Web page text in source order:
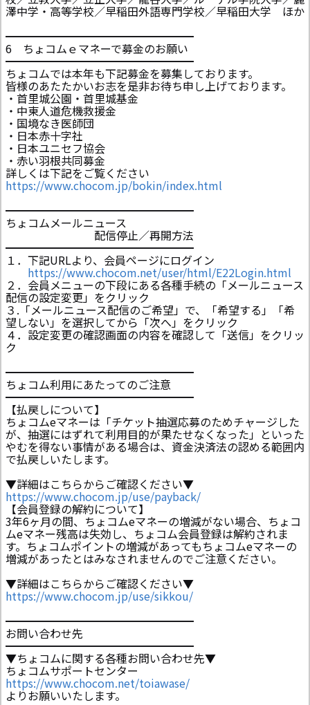
澤中学・高等学校／早稲田外語専門学校／早稲田大学 ほか
━━━━━━━━━━━━━━━━━
6 ちょコムｅマネーで募金のお願い
━━━━━━━━━━━━━━━━━
ちょコムでは本年も下記募金を募集しております。
皆様のあたたかいお志を是非お待ち申し上げております。
・首里城公園・首里城基金
・中東人道危機救援金
・国境なき医師団
・日本赤十字社
・日本ユニセフ協会
・赤い羽根共同募金
詳しくは下記をご覧ください
https://www.chocom.jp/bokin/index.html
━━━━━━━━━━━━━━━━━
ちょコムメールニュース
配信停止／再開方法
━━━━━━━━━━━━━━━━━
１．下記URLより、会員ページにログイン
https://www.chocom.net/user/html/E22Login.html
２．会員メニューの下段にある各種手続の「メールニュース
配信の設定変更」をクリック
３.「メールニュース配信のご希望」で、「希望する」「希
望しない」を選択してから「次へ」をクリック
４．設定変更の確認画面の内容を確認して「送信」をクリッ
ク
━━━━━━━━━━━━━━━━━
ちょコム利用にあたってのご注意
━━━━━━━━━━━━━━━━━
【払戻しについて】
ちょコムeマネーは「チケット抽選応募のためチャージした
が、抽選にはずれて利用目的が果たせなくなった」といった
やむを得ない事情がある場合は、資金決済法の認める範囲内
で払戻しいたします。
▼詳細はこちらからご確認ください▼
https://www.chocom.jp/use/payback/
【会員登録の解約について】
3年6ヶ月の間、ちょコムeマネーの増減がない場合、ちょコ
ムeマネー残高は失効し、ちょコム会員登録は解約されま
す。ちょコムポイントの増減があってもちょコムeマネーの
増減があったとはみなされませんのでご注意ください。
▼詳細はこちらからご確認ください▼
https://www.chocom.jp/use/sikkou/
━━━━━━━━━━━━━━━━━
お問い合わせ先
━━━━━━━━━━━━━━━━━
▼ちょコムに関する各種お問い合わせ先▼
ちょコムサポートセンター
https://www.chocom.net/toiawase/
よりお願いいたします。